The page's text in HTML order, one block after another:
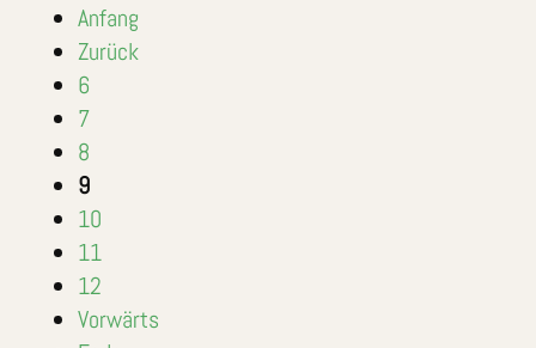
Anfang
Zurück
6
7
8
9
10
11
12
Vorwärts